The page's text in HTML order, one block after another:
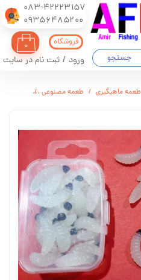
083-42223157
​​​​​​​09356485200
جستجو
۰
ورود / ثبت نام در سایت
فروشگاه
طعمه ماهیگیری طعمه مصنوعی